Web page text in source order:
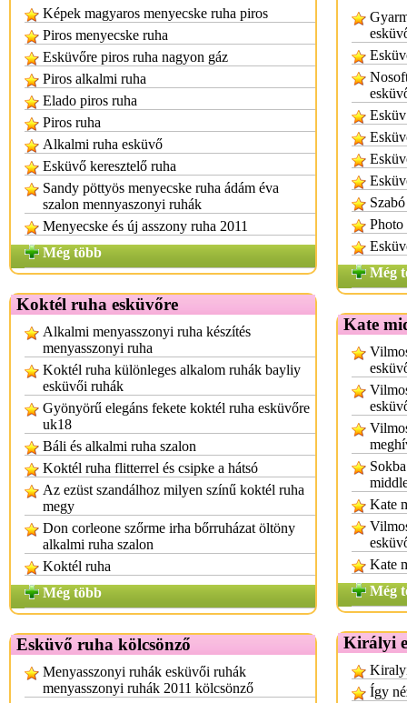
Képek magyaros menyecske ruha piros
Piros menyecske ruha
Esküvőre piros ruha nagyon gáz
Piros alkalmi ruha
Elado piros ruha
Piros ruha
Alkalmi ruha esküvő
Esküvő keresztelő ruha
Sandy pöttyös menyecske ruha ádám éva
szalon mennyaszonyi ruhák
Menyecske és új asszony ruha 2011
Még több
Koktél ruha esküvőre
Alkalmi menyasszonyi ruha készítés
menyasszonyi ruha
Koktél ruha különleges alkalom ruhák bayliy
esküvői ruhák
Gyönyörű elegáns fekete koktél ruha esküvőre
uk18
Báli és alkalmi ruha szalon
Koktél ruha flitterrel és csipke a hátsó
Az ezüst szandálhoz milyen színű koktél ruha
megy
Don corleone szőrme irha bőrruházat öltöny
alkalmi ruha szalon
Koktél ruha
Még több
Esküvő ruha kölcsönző
Menyasszonyi ruhák esküvői ruhák
menyasszonyi ruhák 2011 kölcsönző
Még
Kate
Kate
Kate
Még
Királyi
Így